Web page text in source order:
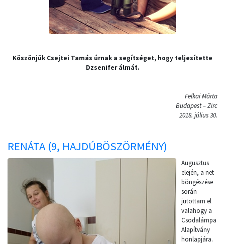
Köszönjük Csejtei Tamás úrnak a segítséget, hogy teljesítette
Dzsenifer álmát.
Felkai Márta
Budapest – Zirc
2018. július 30.
RENÁTA (9, HAJDÚBÖSZÖRMÉNY)
Augusztus
elején, a net
böngészése
során
jutottam el
valahogy a
Csodalámpa
Alapítvány
honlapjára.